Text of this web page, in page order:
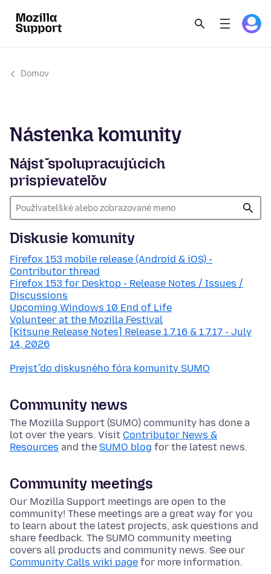
Domov
Nástenka komunity
Nájsť spolupracujúcich
prispievateľov
Diskusie komunity
Firefox 153 mobile release (Android & iOS) -
Contributor thread
Firefox 153 for Desktop - Release Notes / Issues /
Discussions
Upcoming Windows 10 End of Life
Volunteer at the Mozilla Festival
[Kitsune Release Notes] Release 1.7.16 & 1.7.17 - July
14, 2026
Prejsť do diskusného fóra komunity SUMO
Community news
The Mozilla Support (SUMO) community has done a
lot over the years. Visit Contributor News &
Resources and the SUMO blog for the latest news.
Community meetings
Our Mozilla Support meetings are open to the
community! These meetings are a great way for you
to learn about the latest projects, ask questions and
share feedback. The SUMO community meeting
covers all products and community news. See our
Community Calls wiki page for more information.